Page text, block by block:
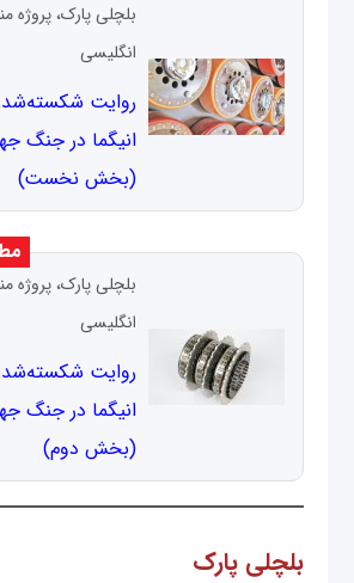
بلچلی پارک، پروژه
انگلیسی
روايت
انيگما در جنگ
(بخش نخست)
بلچلی پارک، پروژه
انگلیسی
روايت
انيگما در جنگ
(بخش دوم)
بلچلی پارک